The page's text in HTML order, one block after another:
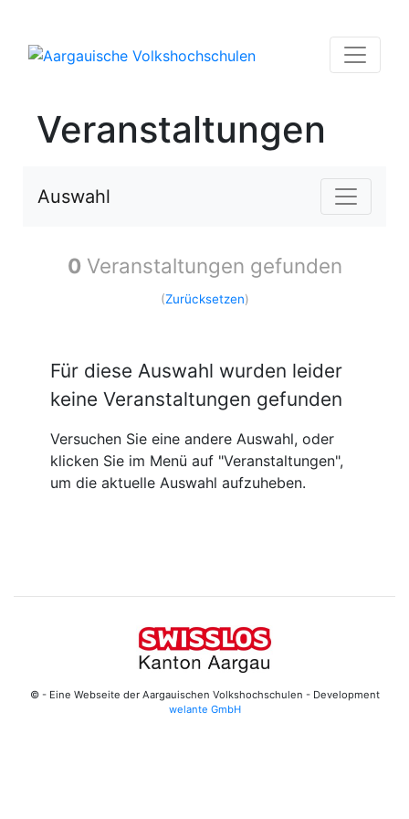
Veranstaltungen
Auswahl
0 Veranstaltungen gefunden
(Zurücksetzen)
Für diese Auswahl wurden leider
keine Veranstaltungen gefunden
Versuchen Sie eine andere Auswahl, oder
klicken Sie im Menü auf "Veranstaltungen",
um die aktuelle Auswahl aufzuheben.
© - Eine Webseite der Aargauischen Volkshochschulen - Development
welante GmbH